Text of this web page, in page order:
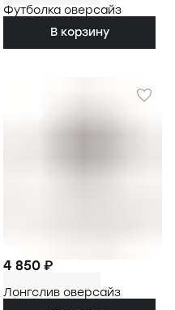
Футболка оверсайз
В корзину
4 850 ₽
Лонгслив оверсайз